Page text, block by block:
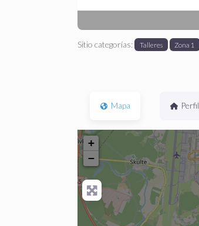
Sitio categorías: Talleres Zona 1
Mapa Perfil
+
−